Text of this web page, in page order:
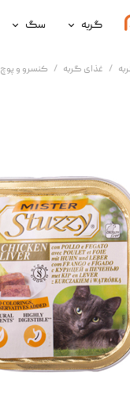
گربه
غذای گربه
سگ
غذای گربه کنسرو و